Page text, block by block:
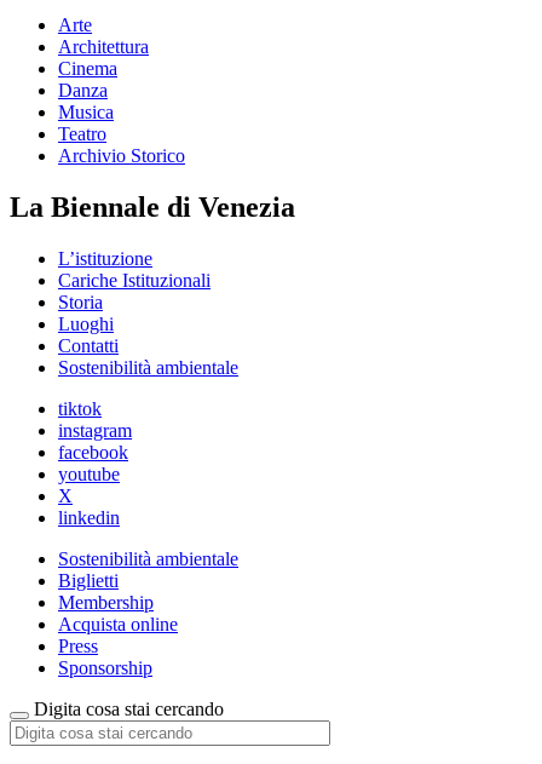
Arte
Architettura
Cinema
Danza
Musica
Teatro
Archivio Storico
La Biennale di Venezia
L’istituzione
Cariche Istituzionali
Storia
Luoghi
Contatti
Sostenibilità ambientale
tiktok
instagram
facebook
youtube
X
linkedin
Sostenibilità ambientale
Biglietti
Membership
Acquista online
Press
Sponsorship
Digita cosa stai cercando